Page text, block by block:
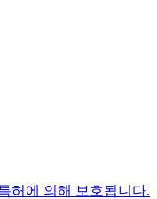
허에 의해 보호됩니다.